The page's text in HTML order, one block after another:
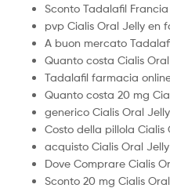
Sconto Tadalafil Francia
pvp Cialis Oral Jelly en
A buon mercato
Quanto costa Cialis
Tadalafil farmacia
Quanto costa 20 mg
generico Cialis Oral
Costo della pillola Cialis
acquisto Cialis Oral
Dove Comprare Cialis
Sconto 20 mg Cialis